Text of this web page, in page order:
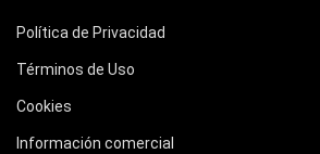
Política de Privacidad
Términos de Uso
Cookies
Información comercial